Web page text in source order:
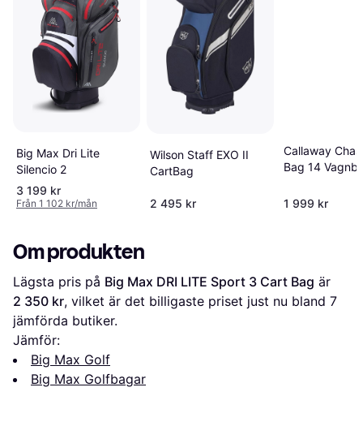
Big Max Dri Lite
Silencio 2
3 199 kr
Från 1 102 kr/mån
Wilson Staff EXO II
CartBag
2 495 kr
Callaway
Bag 14
1 999 kr
Om produkten
Lägsta pris på Big Max DRI LITE Sport 3 Cart Bag
2 350 kr, vilket är det billigaste priset just nu bland 7
jämförda butiker.
Jämför:
Big Max Golf
Big Max Golfbagar